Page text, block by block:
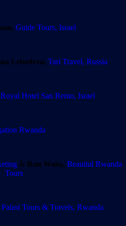
Guide Tours, Israel
Lebedeva, Tari Travel, Russia
Royal Hotel San Remo, Israel
Rwanda
& Ron Waiss, Beautiul Rwanda
Tours
Palast Tours & Travels, Rwanda